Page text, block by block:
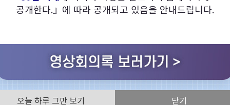
전체
공개한다.』에 따라 공개되고 있음을 안내드립니다.
오늘 하루 그만 보기 닫기